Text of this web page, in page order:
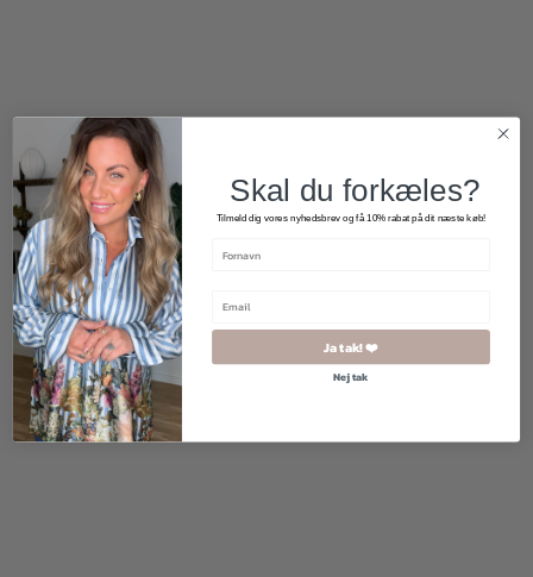
500,00kr.250,00
Skal du forkæles?
Tilmeld dig vores nyhedsbrev og få 10% rabat på dit næste køb!
Ja tak! ❤️
Nej tak